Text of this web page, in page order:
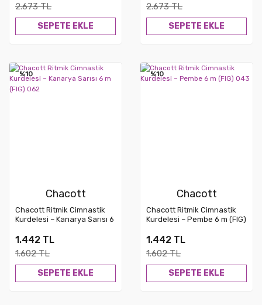
2.673 TL
SEPETE EKLE
2.673 TL
SEPETE EKLE
%10
Chacott
Chacott Ritmik Cimnastik
Kurdelesi – Kanarya Sarısı 6
1.442 TL
1.602 TL
SEPETE EKLE
%10
Chacott
Chacott Ritmik Cimnastik
Kurdelesi – Pembe 6 m (FIG)
1.442 TL
1.602 TL
SEPETE EKLE